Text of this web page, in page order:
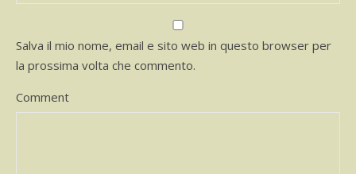
Salva il mio nome, email e sito web in questo browser per
la prossima volta che commento.
Comment